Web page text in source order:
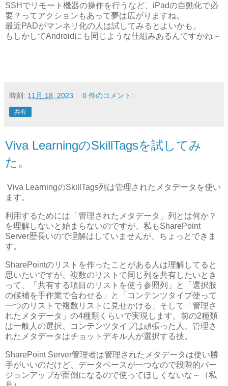
SSHでリモート機器の操作を行うなど、iPadの自動化で必
要？ってアクションもあって夢は広がりますね。
最近PADがマンネリ化の人は試してみるとよいかも。
もしかしてAndroidにも同じような仕組みあるんですかね～
時刻: 11月 18, 2023 0 件のコメント:
共有
Viva LearningのSkillTagsを試してみ
た。
Viva LearningのSkillTags列は管理されたメタデータを使い
ます。
利用するためには「管理されたメタデータ」列とは何か？
を理解しないと始まらないのですが、私もSharePoint
Server歴長いので理解はしていませんが、ちょっとできま
す。
SharePointのリストを作ったことがある人は理解してると
思いたいですが、複数のリストで同じ列を共有したいとき
って、「共有する項目のリストを使う参照列」と「選択肢
の候補を手作業で合わせる」と「コンテンツタイプ使って
一つのリストで複数リストに見せかける」そして「管理さ
れたメタデータ」の4種類くらいで実現します。前の2種類
は一般人の選択、コンテンツタイプは頑張った人、管理さ
れたメタデータはチョットデキル人が選択する技。
SharePoint Server管理者は管理されたメタデータは使い勝
手がいいのだけど、データベースが一つなので段階的バー
ジョンアップが面倒になるので使ってほしくないな～（私